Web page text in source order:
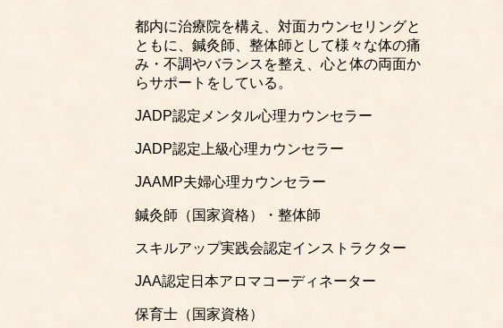
都内に治療院を構え、対面カウンセリングと
ともに、鍼灸師、整体師として様々な体の痛
み・不調やバランスを整え、心と体の両面か
らサポートをしている。
JADP認定メンタル心理カウンセラー
JADP認定上級心理カウンセラー
JAAMP夫婦心理カウンセラー
鍼灸師（国家資格）・整体師
スキルアップ実践会認定インストラクター
JAA認定日本アロマコーディネーター
保育士（国家資格）